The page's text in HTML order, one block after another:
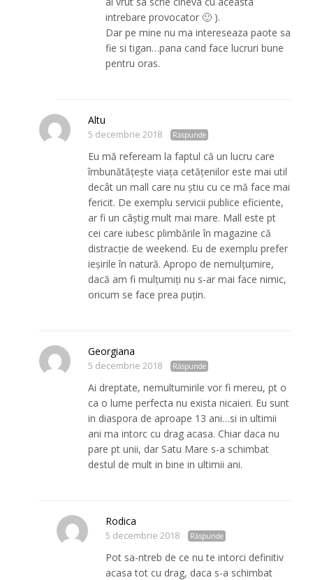
intrebare provocator 🙂 ).
Dar pe mine nu ma intereseaza paote sa
fie si tigan…pana cand face lucruri bune
pentru oras.
Altu
5 decembrie 2018 Răspunde
Eu mă refeream la faptul că un lucru care
îmbunătățește viața cetățenilor este mai util
decât un mall care nu știu cu ce mă face mai
fericit. De exemplu servicii publice eficiente,
ar fi un câștig mult mai mare. Mall este pt
cei care iubesc plimbările în magazine că
distracție de weekend. Eu de exemplu prefer
ieșirile în natură. Apropo de nemulțumire,
dacă am fi mulțumiți nu s-ar mai face nimic,
oricum se face prea puțin.
Georgiana
5 decembrie 2018 Răspunde
Ai dreptate, nemultumirile vor fi mereu, pt o
ca o lume perfecta nu exista nicaieri. Eu sunt
in diaspora de aproape 13 ani…si in ultimii
ani ma intorc cu drag acasa. Chiar daca nu
pare pt unii, dar Satu Mare s-a schimbat
destul de mult in bine in ultimii ani.
Rodica
5 decembrie 2018 Răspunde
Pot sa-ntreb de ce nu te intorci definitiv
acasa tot cu drag, daca s-a schimbat